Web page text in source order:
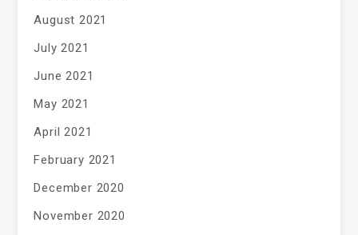
August 2021
July 2021
June 2021
May 2021
April 2021
February 2021
December 2020
November 2020